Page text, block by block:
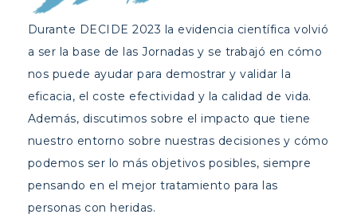
Durante DECIDE 2023 la evidencia científica volvió
a ser la base de las Jornadas y se trabajó en cómo
nos puede ayudar para demostrar y validar la
eficacia, el coste efectividad y la calidad de vida.
Además, discutimos sobre el impacto que tiene
nuestro entorno sobre nuestras decisiones y cómo
podemos ser lo más objetivos posibles, siempre
pensando en el mejor tratamiento para las
personas con heridas.